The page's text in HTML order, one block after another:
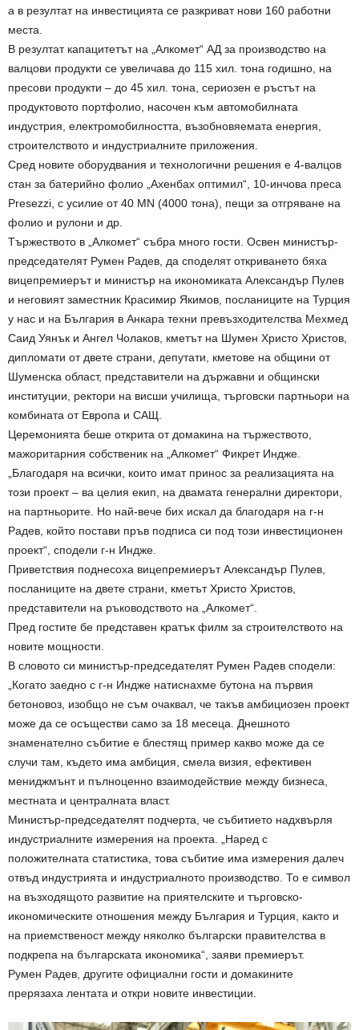
а в резултат на инвестицията се разкриват нови 160 работни
места.
В резултат капацитетът на „Алкомет“ АД за производство на
валцови продукти се увеличава до 115 хил. тона годишно, на
пресови продукти – до 45 хил. тона, сериозен е ръстът на
продуктовото портфолио, насочен към автомобилната
индустрия, електромобилността, възобновяемата енергия,
строителството и индустриалните приложения.
Сред новите оборудвания и технологични решения е 4-валцов
стан за батерийно фолио „Ахенбах оптимил“, 10-инчова преса
Presezzi, с усилие от 40 MN (4000 тона), пещи за отгряване на
фолио и рулони и др.
Тържеството в „Алкомет“ събра много гости. Освен министър-
председателят Румен Радев, да споделят откриването бяха
вицепремиерът и министър на икономиката Александър Пулев
и неговият заместник Красимир Якимов, посланиците на Турция
у нас и на България в Анкара техни превъзходителства Мехмед
Саид Уянък и Ангел Чолаков, кметът на Шумен Христо Христов,
дипломати от двете страни, депутати, кметове на общини от
Шуменска област, представители на държавни и общински
институции, ректори на висши училища, търговски партньори на
комбината от Европа и САЩ.
Церемонията беше открита от домакина на тържеството,
мажоритарния собственик на „Алкомет“ Фикрет Индже.
„Благодаря на всички, които имат принос за реализацията на
този проект – ва целия екип, на двамата генерални директори,
на партньорите. Но най-вече бих искал да благодаря на г-н
Радев, който постави пръв подписа си под този инвестиционен
проект“, сподели г-н Индже.
Приветствия поднесоха вицепремиерът Александър Пулев,
посланиците на двете страни, кметът Христо Христов,
представители на ръководството на „Алкомет“.
Пред гостите бе представен кратък филм за строителството на
новите мощности.
В словото си министър-председателят Румен Радев сподели:
„Когато заедно с г-н Индже натиснахме бутона на първия
бетоновоз, изобщо не съм очаквал, че такъв амбициозен проект
може да се осъществи само за 18 месеца. Днешното
знаменателно събитие е блестящ пример какво може да се
случи там, където има амбиция, смела визия, ефективен
мениджмънт и пълноценно взаимодействие между бизнеса,
местната и централната власт.
Министър-председателят подчерта, че събитието надхвърля
индустриалните измерения на проекта. „Наред с
положителната статистика, това събитие има измерения далеч
отвъд индустрията и индустриалното производство. То е символ
на възходящото развитие на приятелските и търговско-
икономическите отношения между България и Турция, както и
на приемственост между няколко български правителства в
подкрепа на българската икономика“, заяви премиерът.
Румен Радев, другите официални гости и домакините
прерязаха лентата и откри новите инвестиции.